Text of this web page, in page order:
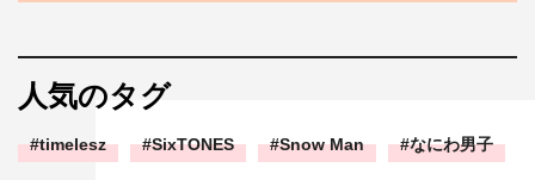
人気のタグ
timelesz SixTONES Snow Man なにわ男子